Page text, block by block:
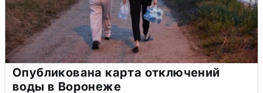
Опубликована карта отключений
воды в Воронеже